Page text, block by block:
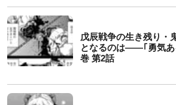
戊辰戦争の生き残り・
となるのは――｢勇気あ
巻 第2話